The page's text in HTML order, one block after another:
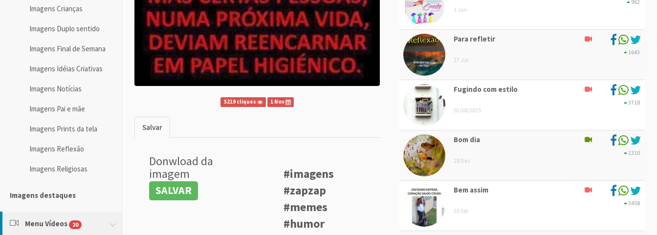
Imagens Crianças
Imagens Duplo sentido
Imagens Final de Semana
Imagens Idéias Criativas
Imagens Notícias
Imagens Pai e mãe
Imagens Prints da tela
Imagens Reflexão
Imagens Religiosas
Imagens destaques
Menu Vídeos 20
5219 cliques 1 Nov
Salvar
Donwload da
imagem
SALVAR
#imagens
#zapzap
#memes
#humor
1 Jan
962
Para refletir
27 Jul
1643
Fugindo com estilo
03/08/2015
3718
Bom dia
28 Dez
1310
Bem assim
30 Set
3458